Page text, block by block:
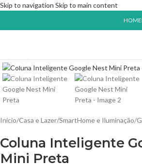
Skip to navigation Skip to main content
Início/Casa e Lazer/SmartHome e Iluminação/
Coluna Inteligente
Mini Preta